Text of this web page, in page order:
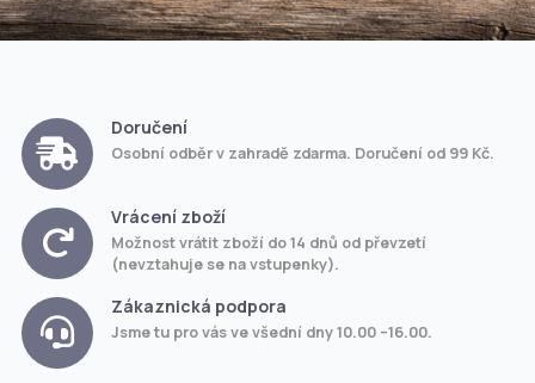
Doručení
Osobní odběr v zahradě zdarma. Doručení od 99 Kč.
Vrácení zboží
Možnost vrátit zboží do 14 dnů od převzetí
(nevztahuje se na vstupenky).
Zákaznická podpora
Jsme tu pro vás ve všední dny 10.00 –16.00.